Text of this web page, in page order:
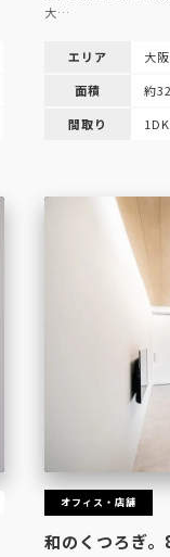
大…
エリア
大
面積
約
間取り
1DK
オフィス・店舗
和のくつろぎ